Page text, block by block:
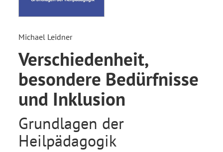
Michael Leidner
Verschiedenheit,
besondere Bedürfnisse
und Inklusion
Grundlagen der
Heilpädagogik